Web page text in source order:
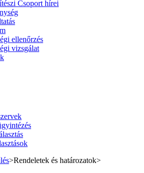
Csoport hírei
ellenőrzés
vizsgálat
>Rendeletek és határozatok>